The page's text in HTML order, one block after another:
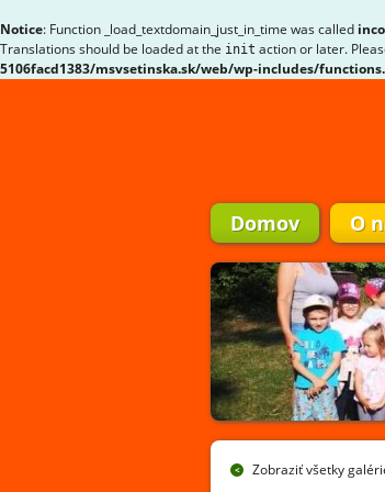
Notice: Function _load_textdomain_just_in_time was called
Translations should be loaded at the init action or later.
5106facd1383/msvsetinska.sk/web/wp-includes/
Domov O
Zobraziť všetky